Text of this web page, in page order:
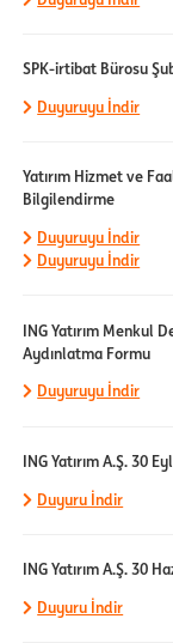
SPK-irtibat Bürosu
Duyuruyu İndir
Yatırım Hizmet ve
Bilgilendirme
Duyuruyu İndir
Duyuruyu İndir
ING Yatırım Menkul
Aydınlatma Formu
Duyuruyu İndir
ING Yatırım A.Ş. 30
Duyuru İndir
ING Yatırım A.Ş. 30
Duyuru İndir